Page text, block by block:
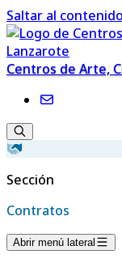
Saltar al
Centros de Arte,
Sección
Contratos
Abrir menú lateral